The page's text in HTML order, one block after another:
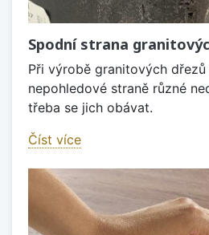
Spodní strana
Při výrobě granitových dřezů
nepohledové straně různé
třeba se jich obávat.
Číst více